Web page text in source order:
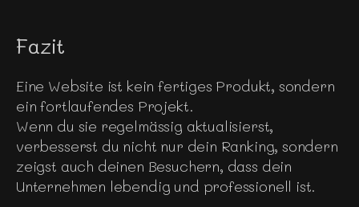
Fazit
Eine Website ist kein fertiges Produkt, sondern
ein fortlaufendes Projekt.
Wenn du sie regelmässig aktualisierst,
verbesserst du nicht nur dein Ranking, sondern
zeigst auch deinen Besuchern, dass dein
Unternehmen lebendig und professionell ist.